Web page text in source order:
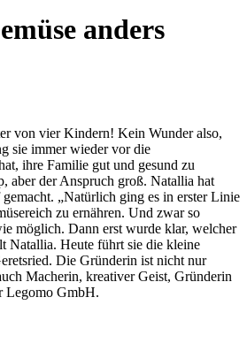
anders
von vier Kindern! Kein Wunder also,
sie immer wieder vor die
ihre Familie gut und gesund zu
aber der Anspruch groß. Natallia hat
„Natürlich ging es in erster Linie
zu ernähren. Und zwar so
möglich. Dann erst wurde klar, welcher
Natallia. Heute führt sie die kleine
Die Gründerin ist nicht nur
Macherin, kreativer Geist, Gründerin
Legomo GmbH.